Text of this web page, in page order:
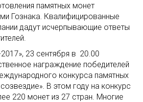
памятных монет
Гознака. Квалифицированные
дадут исчерпывающие ответы
23 сентября в 20.00
награждение победителей
конкурса памятных
В этом году на конкурс
220 монет из 27 стран. Многие